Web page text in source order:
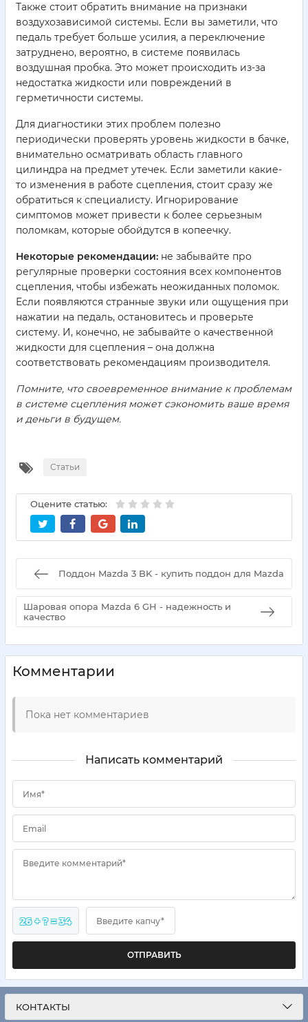
Также стоит обратить внимание на признаки
воздухозависимой системы. Если вы заметили, что
педаль требует больше усилия, а переключение
затруднено, вероятно, в системе появилась
воздушная пробка. Это может происходить из-за
недостатка жидкости или повреждений в
герметичности системы.
Для диагностики этих проблем полезно
периодически проверять уровень жидкости в бачке,
внимательно осматривать область главного
цилиндра на предмет утечек. Если заметили какие-
то изменения в работе сцепления, стоит сразу же
обратиться к специалисту. Игнорирование
симптомов может привести к более серьезным
поломкам, которые обойдутся в копеечку.
Некоторые рекомендации: не забывайте про
регулярные проверки состояния всех компонентов
сцепления, чтобы избежать неожиданных поломок.
Если появляются странные звуки или ощущения при
нажатии на педаль, остановитесь и проверьте
систему. И, конечно, не забывайте о качественной
жидкости для сцепления – она должна
соответствовать рекомендациям производителя.
Помните, что своевременное внимание к проблемам
в системе сцепления может сэкономить ваше время
и деньги в будущем.
Статьи
Оцените статью:
Поддон Mazda 3 BK - купить поддон для Mazda
Шаровая опора Mazda 6 GH - надежность и
качество
Комментарии
Пока нет комментариев
Написать комментарий
Имя*
Email
Введите комментарий*
26 + ? = 34 Введите капчу*
ОТПРАВИТЬ
КОНТАКТЫ